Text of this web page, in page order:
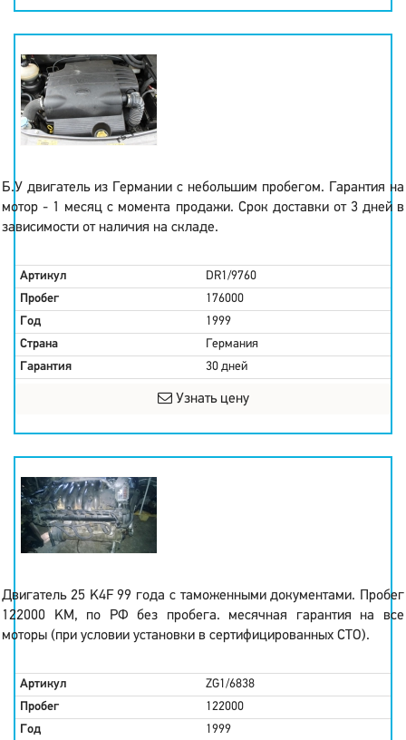
Б.У двигатель из Германии с небольшим пробегом. Гарантия на
мотор - 1 месяц с момента продажи. Срок доставки от 3 дней в
зависимости от наличия на складе.
Артикул
DR1/9760
Пробег
176000
Год
1999
Страна
Германия
Гарантия
30 дней
Узнать цену
Двигатель 25 K4F 99 года с таможенными документами. Пробег
122000 KM, по РФ без пробега. месячная гарантия на все
моторы (при условии установки в сертифицированных СТО).
Артикул
ZG1/6838
Пробег
122000
Год
1999